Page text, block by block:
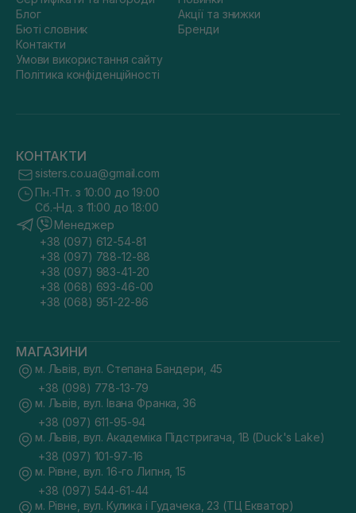
Блог
Бюті словник
Контакти
Умови використання сайту
Політика конфіденційності
Акції та знижки
Бренди
КОНТАКТИ
sisters.co.ua@gmail.com
Пн.-Пт. з 10:00 до 19:00
Сб.-Нд. з 11:00 до 18:00
Менеджер
+38 (097) 612-54-81
+38 (097) 788-12-88
+38 (097) 983-41-20
+38 (068) 693-46-00
+38 (068) 951-22-86
МАГАЗИНИ
м. Львів, вул. Степана Бандери, 45
+38 (098) 778-13-79
м. Львів, вул. Івана Франка, 36
+38 (097) 611-95-94
м. Львів, вул. Академіка Підстригача, 1В (Duck's Lake)
+38 (097) 101-97-16
м. Рівне, вул. 16-го Липня, 15
+38 (097) 544-61-44
м. Рівне, вул. Кулика і Гудачека, 23 (ТЦ Екватор)